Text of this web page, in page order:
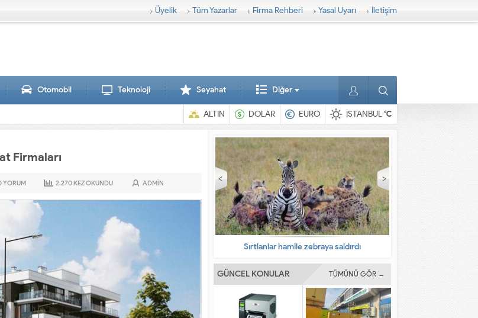
Üyelik Tüm Yazarlar Firma Rehberi Yasal Uyarı İletişim
Otomobil Teknoloji Seyahat Diğer
ALTIN DOLAR EURO İSTANBUL°C
Firmaları
YORUM 2.270 KEZ OKUNDU ADMIN
En ilginç hayvanlar
GÜNCEL KONULAR TÜMÜNÜ GÖR →